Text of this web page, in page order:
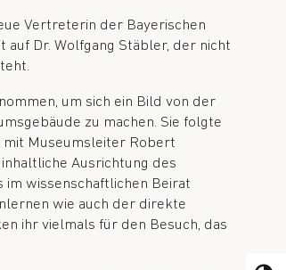
Vertreterin der Bayerischen
Dr. Wolfgang Stäbler, der nicht
um sich ein Bild von der
zu machen. Sie folgte
mit Museumsleiter Robert
Ausrichtung des
im wissenschaftlichen Beirat
wie auch der direkte
ihr vielmals für den Besuch, das